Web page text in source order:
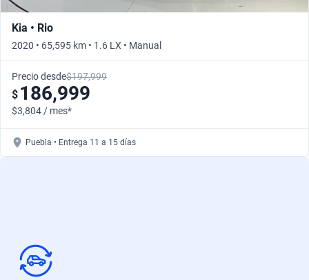
Kia • Rio
2020 • 65,595 km • 1.6 LX • Manual
Precio desde$197,999
$ 186,999
$3,804 / mes*
Puebla • Entrega 11 a 15 días